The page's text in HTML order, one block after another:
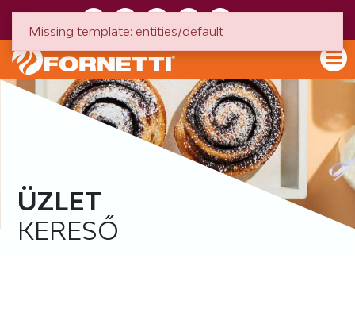
ÜZLET
KERESŐ
Missing template: entities/default